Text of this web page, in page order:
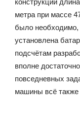
метра при массе
было необходимо,
установлена
подсчётам
вполне
повседневных
машины всё также